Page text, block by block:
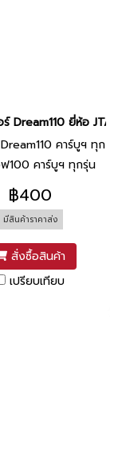
Dream110 ยี่ห้อ JTA
คาร์บูฯ ทุก
100 คาร์บูฯ ทุกรุ่น
ปี 2005 / เวฟ110
ทุกรุ่น [428-100L
(14T/36T)]
฿400
มีสินค้าราคาส่ง
สั่งซื้อสินค้า
เปรียบเทียบ